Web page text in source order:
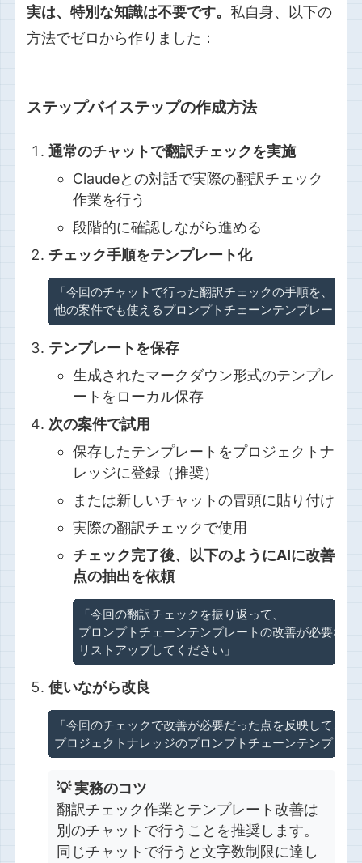
実は、特別な知識は不要です。 私自身、以下の
方法でゼロから作りました：
ステップバイステップの作成方法
通常のチャットで翻訳チェックを実施
Claudeとの対話で実際の翻訳チェック
作業を行う
段階的に確認しながら進める
チェック手順をテンプレート化
「今回のチャットで行った翻訳チェックの手順を、
他の案件でも使えるプロンプトチェーンテンプレート
テンプレートを保存
生成されたマークダウン形式のテンプレ
ートをローカル保存
次の案件で試用
保存したテンプレートをプロジェクトナ
レッジに登録（推奨）
または新しいチャットの冒頭に貼り付け
実際の翻訳チェックで使用
チェック完了後、以下のようにAIに改善
点の抽出を依頼
「今回の翻訳チェックを振り返って、
プロンプトチェーンテンプレートの改善が必要な点
リストアップしてください」
使いながら改良
「今回のチェックで改善が必要だった点を反映して、
プロジェクトナレッジのプロンプトチェーンテンプレ
💡 実務のコツ
翻訳チェック作業とテンプレート改善は
別のチャットで行うことを推奨します。
同じチャットで行うと文字数制限に達し